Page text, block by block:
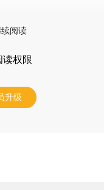
阅读
读权限
升级